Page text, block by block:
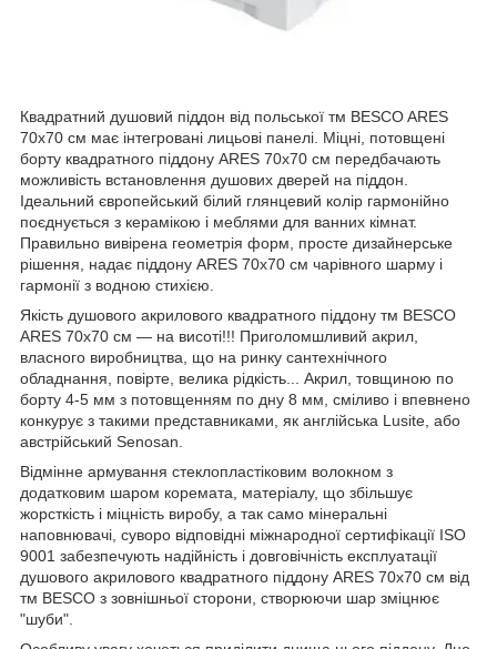
Квадратний душовий піддон від польської тм BESCO ARES
70х70 см має інтегровані лицьові панелі. Міцні, потовщені
борту квадратного піддону ARES 70х70 см передбачають
можливість встановлення душових дверей на піддон.
Ідеальний європейський білий глянцевий колір гармонійно
поєднується з керамікою і меблями для ванних кімнат.
Правильно вивірена геометрія форм, просте дизайнерське
рішення, надає піддону ARES 70х70 см чарівного шарму і
гармонії з водною стихією.
Якість душового акрилового квадратного піддону тм BESCO
ARES 70х70 см ― на висоті!!! Приголомшливий акрил,
власного виробництва, що на ринку сантехнічного
обладнання, повірте, велика рідкість... Акрил, товщиною по
борту 4-5 мм з потовщенням по дну 8 мм, сміливо і впевнено
конкурує з такими представниками, як англійська Lusite, або
австрійський Senosan.
Відмінне армування стеклопластіковим волокном з
додатковим шаром коремата, матеріалу, що збільшує
жорсткість і міцність виробу, а так само мінеральні
наповнювачі, суворо відповідні міжнародної сертифікації ISO
9001 забезпечують надійність і довговічність експлуатації
душового акрилового квадратного піддону ARES 70х70 см від
тм BESCO з зовнішньої сторони, створюючи шар зміцнює
"шуби".